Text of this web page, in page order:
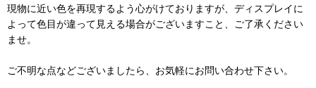
現物に近い色を再現するよう心がけておりますが、ディスプレイに
よって色目が違って見える場合がございますこと、ご了承ください
ませ。
ご不明な点などございましたら、お気軽にお問い合わせ下さい。